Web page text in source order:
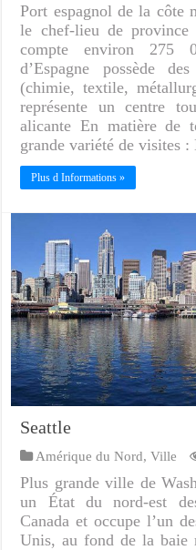
Port espagnol de la côte
le chef-lieu de
compte environ 275
d’Espagne possède
(chimie, textile,
représente un centre
alicante En matière de
grande variété de visites
Plus d Informations »
Seattle
Amérique du Nord,Ville
Plus grande ville de
un État du nord-est
Canada et occupe l’un
Unis, au fond de la baie